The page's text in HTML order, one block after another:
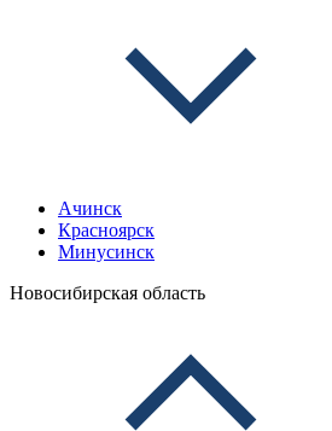
Ачинск
Красноярск
Минусинск
Новосибирская область